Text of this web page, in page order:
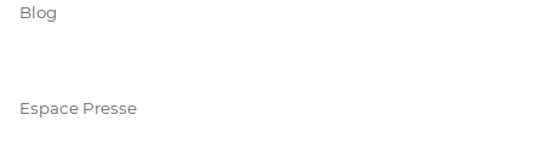
Blog
Espace Presse